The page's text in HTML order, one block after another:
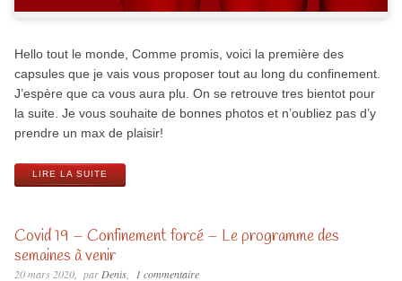
Hello tout le monde, Comme promis, voici la première des
capsules que je vais vous proposer tout au long du confinement.
J’espère que ca vous aura plu. On se retrouve tres bientot pour
la suite. Je vous souhaite de bonnes photos et n’oubliez pas d’y
prendre un max de plaisir!
LIRE LA SUITE
Covid 19 – Confinement forcé – Le programme des
semaines à venir
20 mars 2020 par Denis 1 commentaire